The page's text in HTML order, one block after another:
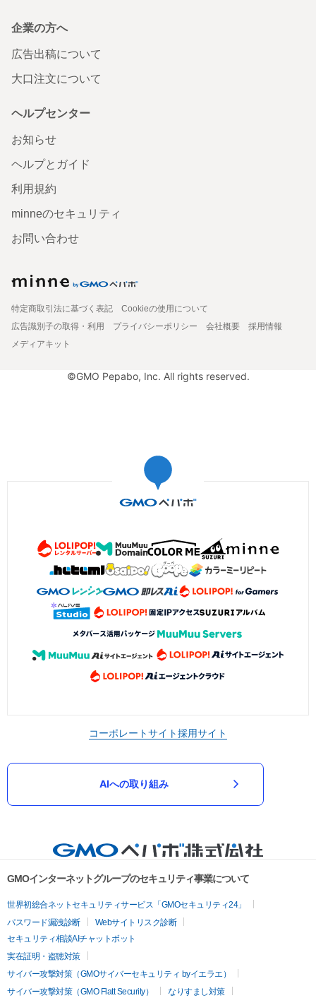
企業の方へ
広告出稿について
大口注文について
ヘルプセンター
お知らせ
ヘルプとガイド
利用規約
minneのセキュリティ
お問い合わせ
特定商取引法に基づく表記
Cookieの使用について
広告識別子の取得・利用
プライバシーポリシー 会社概要
採用情報
メディアキット
©GMO Pepabo, Inc. All rights reserved.
コーポレートサイト採用サイト
AIへの取り組み
GMOインターネットグループのセキュリティ事業について
世界初総合ネットセキュリティサービス「GMOセキュリティ24」
パスワード漏洩診断
Webサイトリスク診断
セキュリティ相談AIチャットボット
実在証明・盗聴対策
サイバー攻撃対策（GMOサイバーセキュリティ byイエラエ）
サイバー攻撃対策（GMO Flatt Security）
なりすまし対策